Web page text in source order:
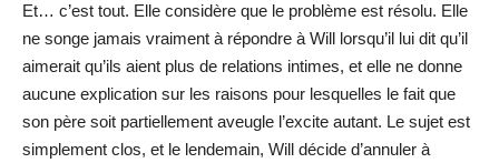
Et… c’est tout. Elle considère que le problème est résolu. Elle
ne songe jamais vraiment à répondre à Will lorsqu’il lui dit qu’il
aimerait qu’ils aient plus de relations intimes, et elle ne donne
aucune explication sur les raisons pour lesquelles le fait que
son père soit partiellement aveugle l’excite autant. Le sujet est
simplement clos, et le lendemain, Will décide d’annuler à